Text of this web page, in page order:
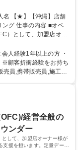
■オペ
）として、加盟店オー
経営全般に関わる支援
します。 【業務
析、売場確認、発注や
教育サポート等がござ
繋げていきます。 募
）/経営全般のカウン
人経験1年以上の方 ・
※顧客折衝経験をお持ち
制度 ※エリア内転勤
育児や介護等にて、
経営全般の
ンダー
して、加盟店オーナー様が
援を担います。定量データ